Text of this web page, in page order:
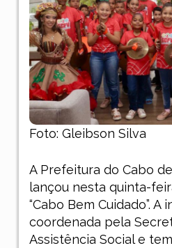
Foto: Gleibson Silva
A Prefeitura do Cabo
lançou nesta quinta-
“Cabo Bem Cuidado”. A
coordenada pela
Assistência Social e